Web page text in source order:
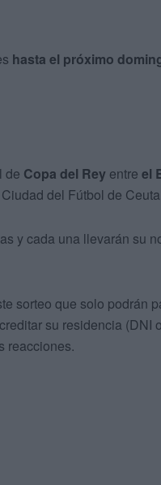
hasta el próximo
de Copa del Rey entre el
del Fútbol de
y cada una llevarán su
sorteo que solo podrán
su residencia (DNI
reacciones.